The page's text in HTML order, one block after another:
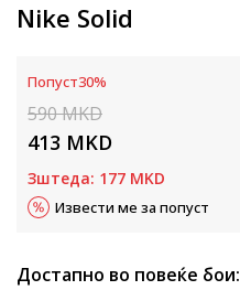
Nike Solid
Попуст30%
590MKD
413 MKD
Зштеда: 177 MKD
Извести ме за попуст
Достапно во повеќе бои: